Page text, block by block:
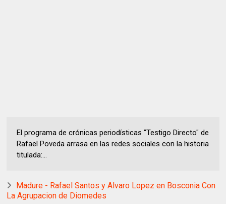
El programa de crónicas periodísticas "Testigo Directo" de
Rafael Poveda arrasa en las redes sociales con la historia
titulada:...
Madure - Rafael Santos y Alvaro Lopez en Bosconia Con
La Agrupacion de Diomedes